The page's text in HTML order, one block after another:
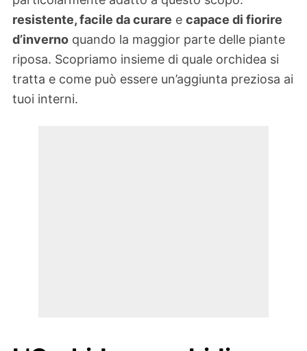
resistente, facile da curare e capace di fiorire
d’inverno quando la maggior parte delle piante
riposa. Scopriamo insieme di quale orchidea si
tratta e come può essere un’aggiunta preziosa ai
tuoi interni.